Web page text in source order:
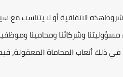
الاتفاقية أو لا يتناسب مع
وشركائنا ومحامينا
ذلك أتعاب المحاماة المعقولة،